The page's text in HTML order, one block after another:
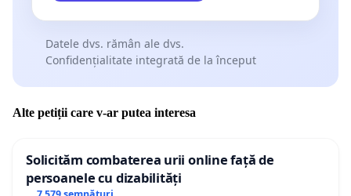
Datele dvs. rămân ale dvs.
Confidențialitate integrată de la început
Alte petiții care v-ar putea interesa
Solicităm combaterea urii online față de
persoanele cu dizabilități